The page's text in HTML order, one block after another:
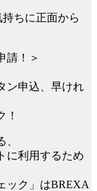
ちに正面から
請！＞
ン申込、早けれ
！
に利用するため
ック」はBREXA